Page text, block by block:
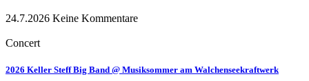
24.7.2026 Keine Kommentare
Concert
2026 Keller Steff Big Band @ Musiksommer am Walchenseekraftwerk